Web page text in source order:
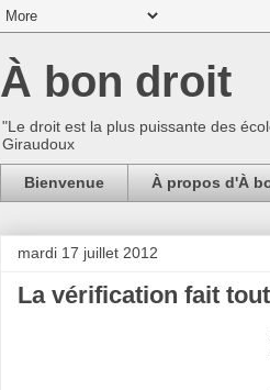
À bon droit
"Le droit est la plus puissante des
Giraudoux
Bienvenue À propos d'À
mardi 17 juillet 2012
La vérification fait